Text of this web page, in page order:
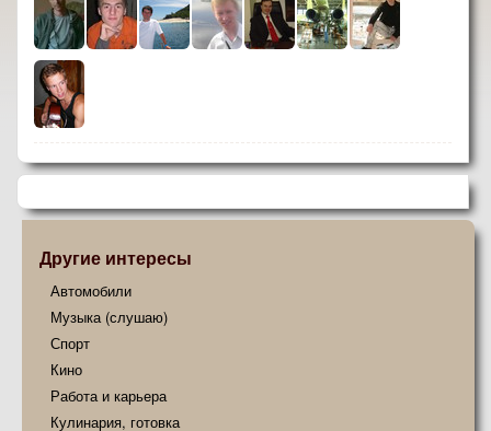
Другие интересы
Автомобили
Музыка (слушаю)
Спорт
Кино
Работа и карьера
Кулинария, готовка